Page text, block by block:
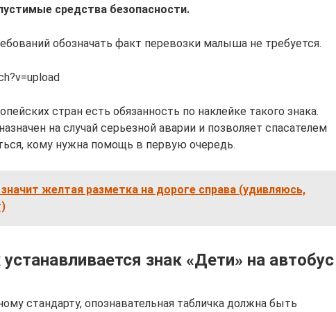
средства безопасности.
обозначать факт перевозки малыша не требуется.
стран есть обязанность по наклейке такого знака.
на случай серьезной аварии и позволяет спасателем
кому нужна помощь в первую очередь.
желтая разметка на дороге справа (удивляюсь,
знак «Дети» на автобус
стандарту, опознавательная табличка должна быть